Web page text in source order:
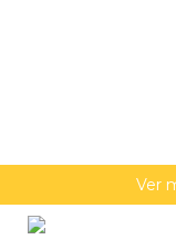
Ver